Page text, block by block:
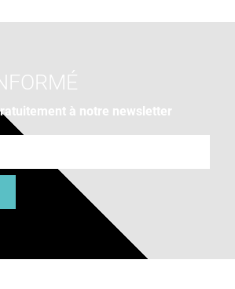
à notre newsletter